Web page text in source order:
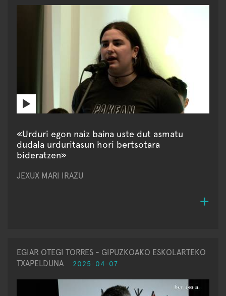
«Urduri egon naiz baina uste dut asmatu
dudala urduritasun hori bertsotara
bideratzen»
JEXUX MARI IRAZU
EGIAR OTEGI TORRES - GIPUZKOAKO ESKOLARTEKO
TXAPELDUNA
2025-04-07